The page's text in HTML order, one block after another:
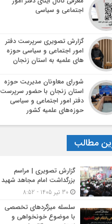
اجتماعی و سیاسی
گزارش تصویری سرپرست دفتر
امور اجتماعی و سیاسی حوزه
های علمیه به استان زنجان
شورای معاونان مدیریت حوزه
استان زنجان با حضور سرپرست
دفتر امور اجتماعی و سیاسی
حوزه‌های علمیه کشور
مطالب
گزارش تصویری | مراسم
بزرگداشت امام مجاهد شهید
سلسله میزگردهای تخصصی
با موضوع خونخواهی و